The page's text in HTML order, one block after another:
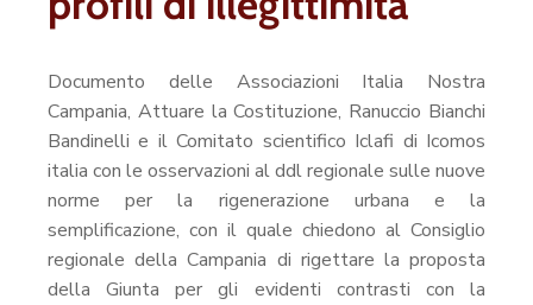
Documento delle Associazioni Italia Nostra
Campania, Attuare la Costituzione, Ranuccio Bianchi
Bandinelli e il Comitato scientifico Iclafi di Icomos
italia con le osservazioni al ddl regionale sulle nuove
norme per la rigenerazione urbana e la
semplificazione, con il quale chiedono al Consiglio
regionale della Campania di rigettare la proposta
della Giunta per gli evidenti contrasti con la